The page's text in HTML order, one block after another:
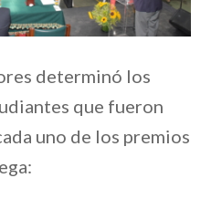
determinó los
que fueron
uno de los premios